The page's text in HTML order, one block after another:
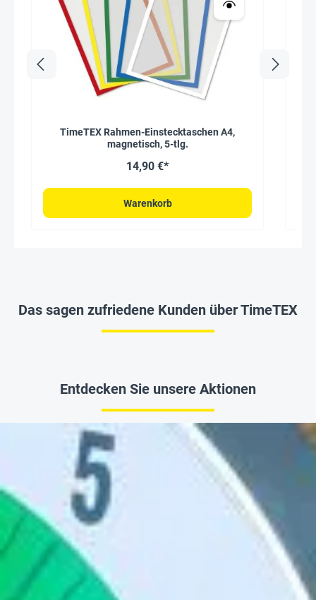
TimeTEX Rahmen-Einstecktaschen A4,
magnetisch, 5-tlg.
14,90 €*
Warenkorb
Das sagen zufriedene Kunden über TimeTEX
Entdecken Sie unsere Aktionen